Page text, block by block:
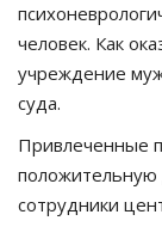
человек. Как
учреждение
суда.
Привлеченные
положительную
сотрудники